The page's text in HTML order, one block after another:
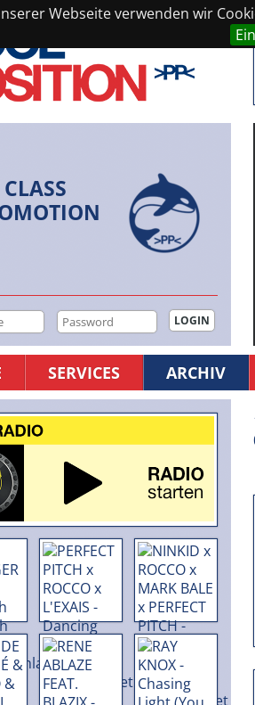
Webseite verwenden wir
SERVICES ARCHIV